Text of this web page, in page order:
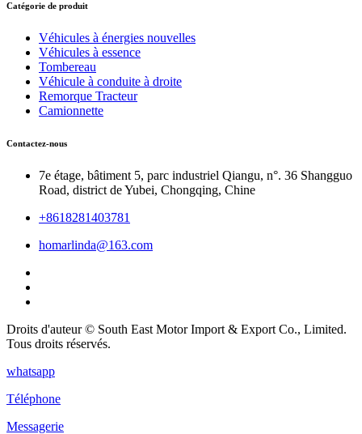
Catégorie de produit
Véhicules à énergies nouvelles
Véhicules à essence
Tombereau
Véhicule à conduite à droite
Remorque Tracteur
Camionnette
Contactez-nous
7e étage, bâtiment 5, parc industriel Qiangu, n°. 36 Shangguo
Road, district de Yubei, Chongqing, Chine
+8618281403781
homarlinda@163.com
Droits d'auteur © South East Motor Import & Export Co., Limited.
Tous droits réservés.
whatsapp
Téléphone
Messagerie